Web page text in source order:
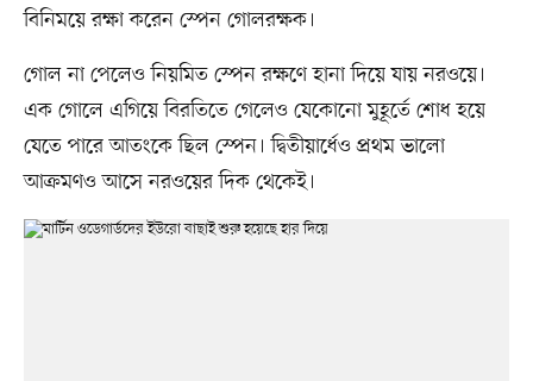
বিনিময়ে রক্ষা করেন স্পেন গোলরক্ষক।
গোল না পেলেও নিয়মিত স্পেন রক্ষণে হানা দিয়ে যায় নরওয়ে।
এক গোলে এগিয়ে বিরতিতে গেলেও যেকোনো মুহূর্তে শোধ হয়ে
যেতে পারে আতংকে ছিল স্পেন। দ্বিতীয়ার্ধেও প্রথম ভালো
আক্রমণও আসে নরওয়ের দিক থেকেই।